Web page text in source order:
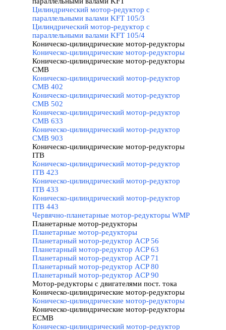
Цилиндрический мотор-редуктор с
параллельными валами KFT 105/3
Цилиндрический мотор-редуктор с
параллельными валами KFT 105/4
Коническо-цилиндрические мотор-редукторы
Коническо-цилиндрические мотор-редукторы
Коническо-цилиндрические мотор-редукторы
CMB
Коническо-цилиндрический мотор-редуктор
CMB 402
Коническо-цилиндрический мотор-редуктор
CMB 502
Коническо-цилиндрический мотор-редуктор
CMB 633
Коническо-цилиндрический мотор-редуктор
CMB 903
Коническо-цилиндрические мотор-редукторы
ITB
Коническо-цилиндрический мотор-редуктор
ITB 423
Коническо-цилиндрический мотор-редуктор
ITB 433
Коническо-цилиндрический мотор-редуктор
ITB 443
Червячно-планетарные мотор-редукторы WMP
Планетарные мотор-редукторы
Планетарные мотор-редукторы
Планетарный мотор-редуктор ACP 56
Планетарный мотор-редуктор ACP 63
Планетарный мотор-редуктор ACP 71
Планетарный мотор-редуктор ACP 80
Планетарный мотор-редуктор ACP 90
Мотор-редукторы с двигателями пост. тока
Коническо-цилиндрические мотор-редукторы
Коническо-цилиндрические мотор-редукторы
Коническо-цилиндрические мотор-редукторы
ECMB
Коническо-цилиндрический мотор-редуктор